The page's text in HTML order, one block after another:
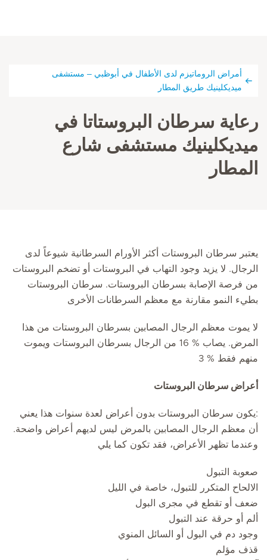
أمراض الروماتيزم لدى الأطفال في أبوظبي – مستشفى
ميديكلينيك طريق المطار
رعاية سرطان البروستاتا في
ميديكلينيك مستشفى شارع
المطار
يعتبر سرطان البروستات أكثر الأورام السرطانية شيوعاً لدى
الرجال. لا يزيد وجود التهاب في البروستات أو تضخم البروستات
من فرصة الإصابة بسرطان البروستات. سرطان البروستات
بطيء النمو مقارنة مع معظم السرطانات الأخرى
لا يموت معظم الرجال المصابين بسرطان البروستات من هذا
المرض. يصاب % 16 من الرجال بسرطان البروستات ويموت
منهم فقط % 3
أعراض سرطان البروستات
:يكون سرطان البروستات بدون أعراض لعدة سنوات هذا يعني
أن معظم الرجال المصابين بالمرض ليس لديهم أعراض واضحة.
وعندما تظهر الأعراض، فقد تكون كما يلي
صعوبة التبول
الالحاح المتكرر للتبول، خاصة في الليل
ضعف أو تقطع في مجرى البول
ألم أو حرقة عند التبول
وجود دم في البول أو السائل المنوي
قذف مؤلم